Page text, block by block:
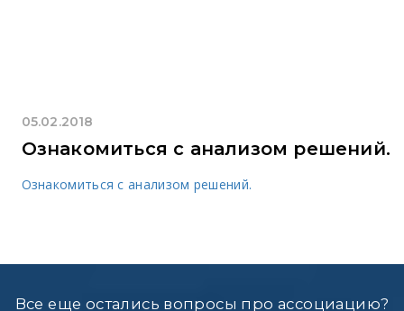
05.02.2018
Ознакомиться с анализом решений.
Ознакомиться с анализом решений.
Все еще остались вопросы про ассоциацию?